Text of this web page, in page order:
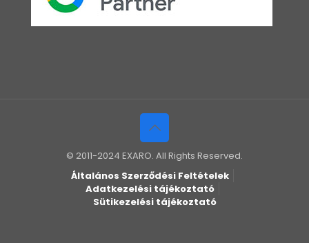
© 2011-2024 EXARO. All Rights Reserved.
Általános Szerződési Feltételek
Adatkezelési tájékoztató
Sütikezelési tájékoztató